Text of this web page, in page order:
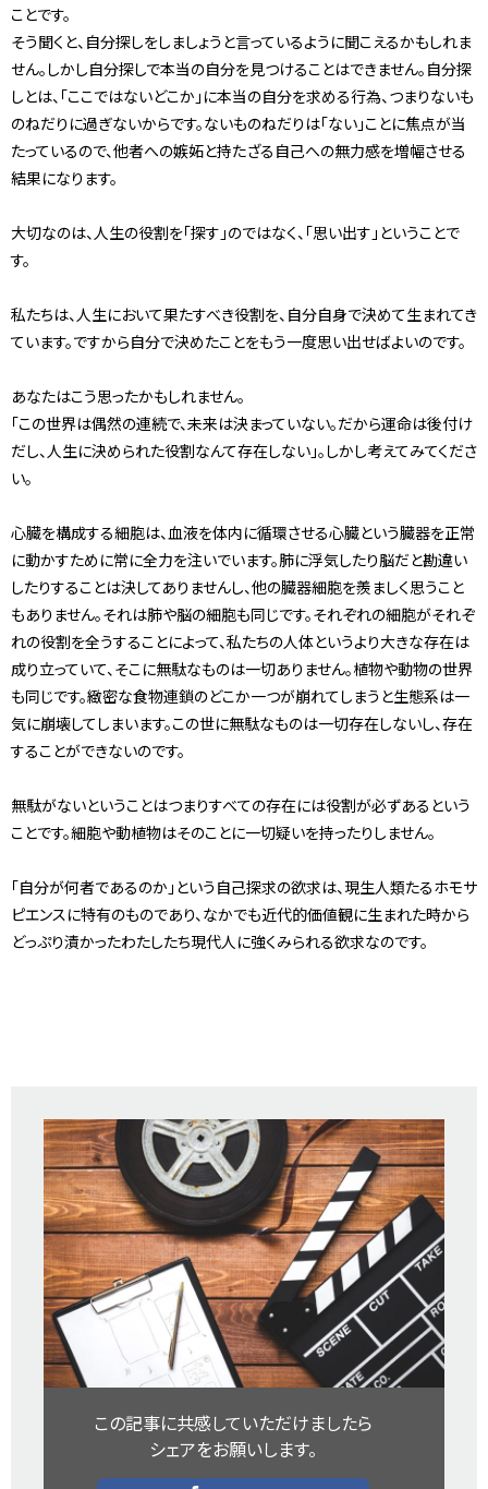
ことです。
そう聞くと、自分探しをしましょうと言っているように聞こえるかもしれま
せん。しかし自分探しで本当の自分を見つけることはできません。自分探
しとは、「ここではないどこか」に本当の自分を求める行為、つまりないも
のねだりに過ぎないからです。ないものねだりは「ない」ことに焦点が当
たっているので、他者への嫉妬と持たざる自己への無力感を増幅させる
結果になります。
大切なのは、人生の役割を「探す」のではなく、「思い出す」ということで
す。
私たちは、人生において果たすべき役割を、自分自身で決めて生まれてき
ています。ですから自分で決めたことをもう一度思い出せばよいのです。
あなたはこう思ったかもしれません。
「この世界は偶然の連続で、未来は決まっていない。だから運命は後付け
だし、人生に決められた役割なんて存在しない」。しかし考えてみてくださ
い。
心臓を構成する細胞は、血液を体内に循環させる心臓という臓器を正常
に動かすために常に全力を注いでいます。肺に浮気したり脳だと勘違い
したりすることは決してありませんし、他の臓器細胞を羨ましく思うこと
もありません。それは肺や脳の細胞も同じです。それぞれの細胞がそれぞ
れの役割を全うすることによって、私たちの人体というより大きな存在は
成り立っていて、そこに無駄なものは一切ありません。植物や動物の世界
も同じです。緻密な食物連鎖のどこか一つが崩れてしまうと生態系は一
気に崩壊してしまいます。この世に無駄なものは一切存在しないし、存在
することができないのです。
無駄がないということはつまりすべての存在には役割が必ずあるという
ことです。細胞や動植物はそのことに一切疑いを持ったりしません。
「自分が何者であるのか」という自己探求の欲求は、現生人類たるホモサ
ピエンスに特有のものであり、なかでも近代的価値観に生まれた時から
どっぷり漬かったわたしたち現代人に強くみられる欲求なのです。
この記事に共感していただけましたら​
シェアをお願いします。​